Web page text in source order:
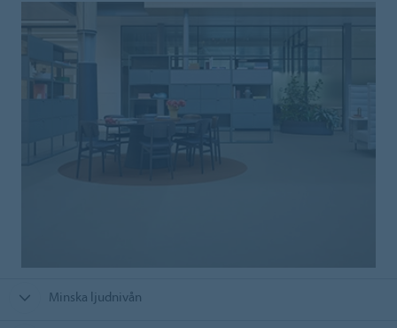
Minska ljudnivån